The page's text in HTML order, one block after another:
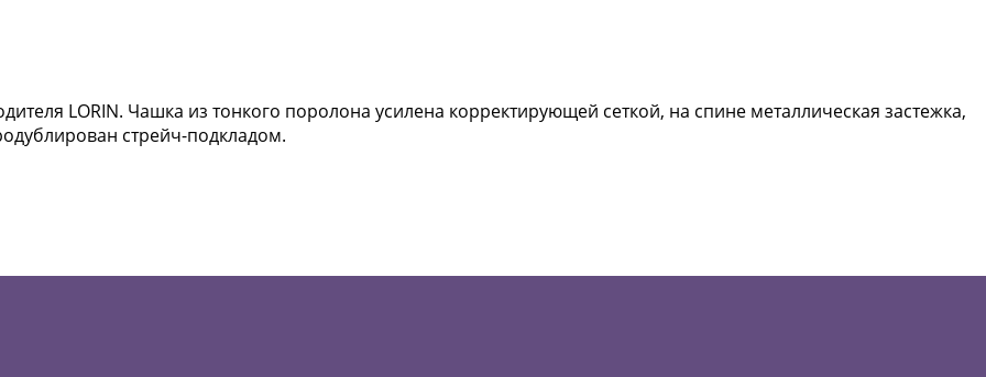
LORIN. Чашка из тонкого поролона усилена корректирующей сеткой, на спине металлическая застежка,
стрейч-подкладом.